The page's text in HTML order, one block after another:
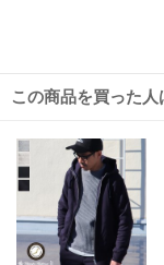
この商品を買った